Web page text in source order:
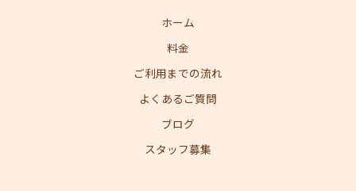
ホーム
料金
ご利用までの流れ
よくあるご質問
ブログ
スタッフ募集